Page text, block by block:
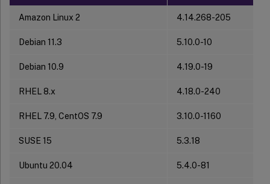
Amazon Linux 2 4.14.268-205
Debian 11.3 5.10.0-10
Debian 10.9 4.19.0-19
RHEL 8.x 4.18.0-240
RHEL 7.9, CentOS 7.9 3.10.0-1160
SUSE 15 5.3.18
Ubuntu 20.04 5.4.0-81